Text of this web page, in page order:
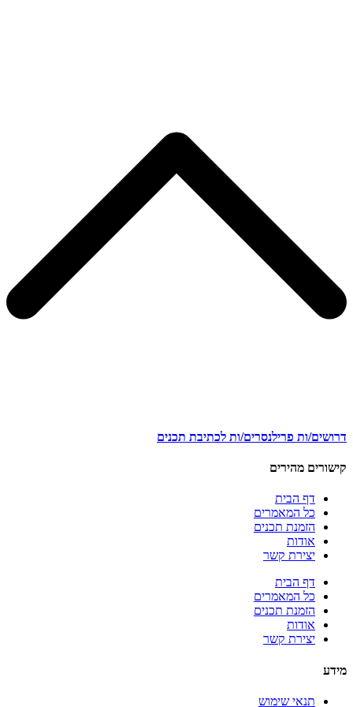
דרושים/ות פרילנסרים/ות לכתיבת תכנים
קישורים מהירים
דף הבית
כל המאמרים
הזמנת תכנים
אודות
יצירת קשר
דף הבית
כל המאמרים
הזמנת תכנים
אודות
יצירת קשר
מידע
תנאי שימוש